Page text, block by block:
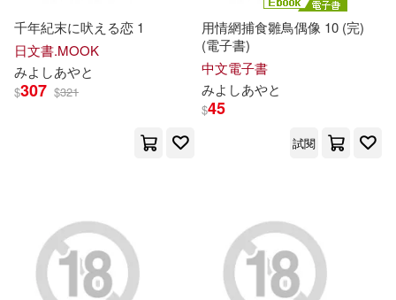
千年紀末に吠える恋 1
日文書.MOOK
みよ しあやと
$307 $321
用情網捕食雛鳥偶像 10 (完)
(電子書)
中文電子書
みよ しあやと
$45
試閱